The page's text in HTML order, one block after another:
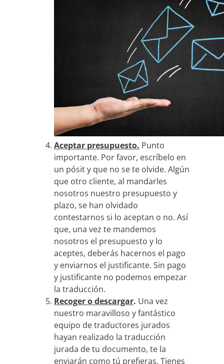
Aceptar presupuesto. Punto
importante. Por favor, escríbelo en
un pósit y que no se te olvide. Algún
que otro cliente, al mandarles
nosotros nuestro presupuesto y
plazo, se han olvidado
contestarnos si lo aceptan o no. Así
que, una vez te mandemos
nosotros el presupuesto y lo
aceptes, deberás hacernos el pago
y enviarnos el justificante. Sin pago
y justificante no podemos empezar
la traducción.
Recoger o descargar. Una vez
nuestro maravilloso y fantástico
equipo de traductores jurados
hayan realizado la traducción
jurada de tu documento, te la
enviarán como tú prefieras. Tienes